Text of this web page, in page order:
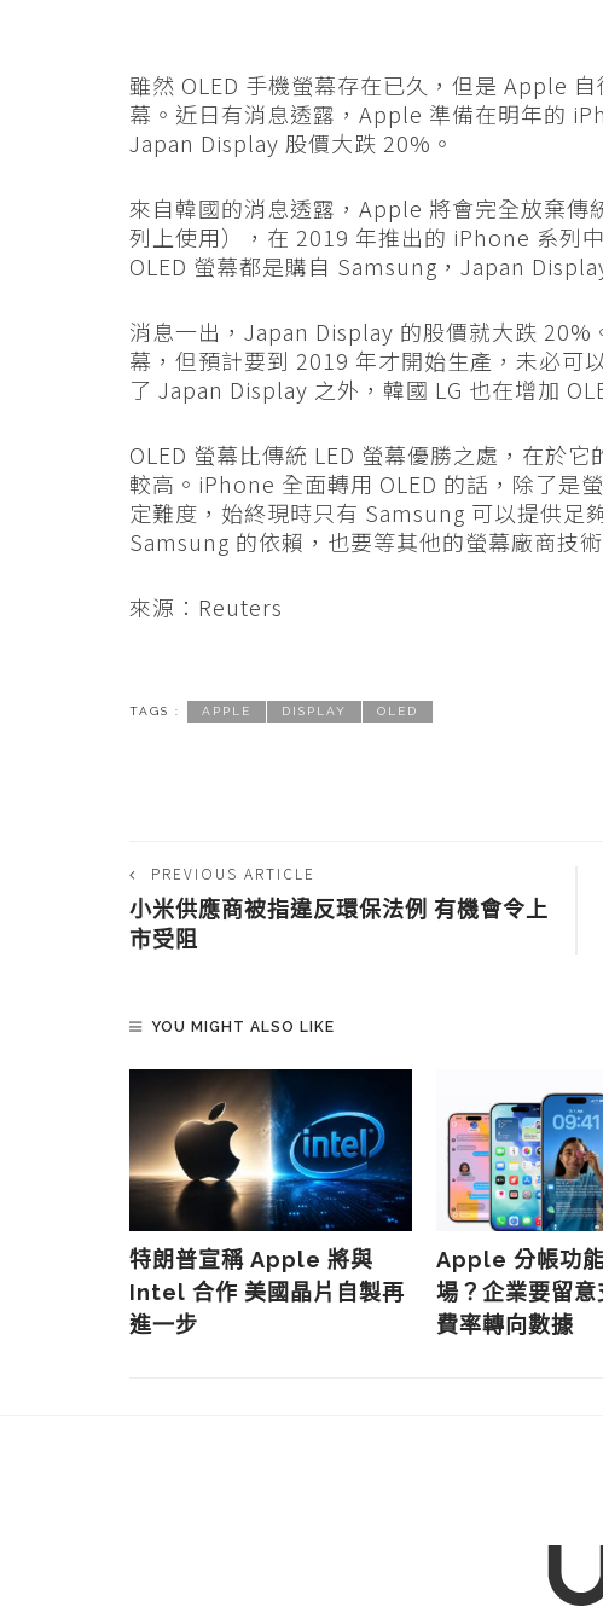
雖然 OLED 手機螢幕存在已久，但是 Apple
幕。近日有消息透露，Apple 準備在明年的
Japan Display 股價大跌 20%。
來自韓國的消息透露，Apple 將會完全放棄
列上使用），在 2019 年推出的 iPhone 系列
OLED 螢幕都是購自 Samsung，Japan
消息一出，Japan Display 的股價就大跌 20%
幕，但預計要到 2019 年才開始生產，未必可
了 Japan Display 之外，韓國 LG 也在增加
OLED 螢幕比傳統 LED 螢幕優勝之處，在於
較高。iPhone 全面轉用 OLED 的話，除了是
定難度，始終現時只有 Samsung 可以提供足
Samsung 的依賴，也要等其他的螢幕廠商技術
來源：Reuters
TAGS : APPLE DISPLAY OLED
PREVIOUS ARTICLE
小米供應商被指違反環保法例 有機會令上
市受阻
YOU MIGHT ALSO LIKE
特朗普宣稱 Apple 將與
Intel 合作 美國晶片自製再
進一步
Apple 分帳功
場？企業要留意
費率轉向數據